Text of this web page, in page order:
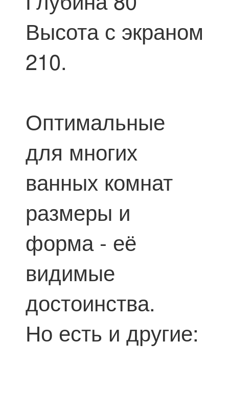
Высота с экраном
210.
Оптимальные
для многих
ванных комнат
размеры и
форма - её
видимые
достоинства.
Но есть и другие: